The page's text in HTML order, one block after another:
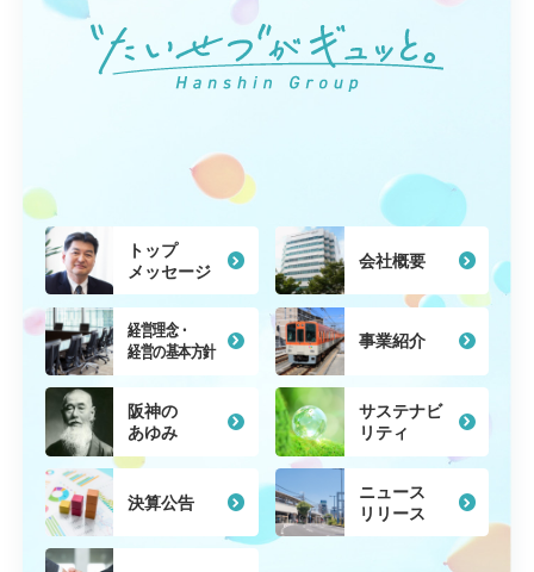
トップ
メッセージ
会社概要
経営理念・
経営の基本方針
事業紹介
阪神の
あゆみ
サステナビ
リティ
決算公告
ニュース
リリース